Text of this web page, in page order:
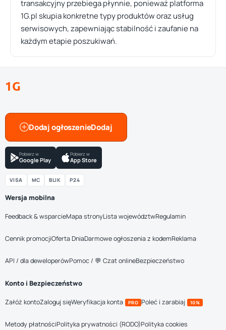
transakcyjny przebiega płynnie, ponieważ platforma
1G.pl skupia konkretne typy produktów oraz usług
serwisowych, zapewniając stabilność i zaufanie na
każdym etapie poszukiwań.
1G
Dodaj ogłoszenie
Pobierz w
Google Play
Pobierz w
App Store
VISA MC BLIK P24
Wersja mobilna
Feedback & wsparcieMapa stronyLista województwRegulamin
Cennik promocjiOferta DniaDarmowe ogłoszenia z kodemReklama
API / dla deweloperówPomoc / 💬 Czat onlineBezpieczeństwo
Konto i Bezpieczeństwo
Załóż kontoZaloguj sięWeryfikacja konta PRO Poleć i zarabiaj 10%
Metody płatnościPolityka prywatności (RODO)Polityka cookies